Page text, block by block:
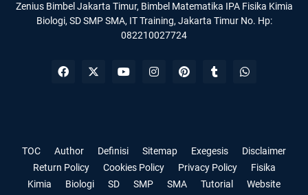
Zenius Bimbel Jakarta Timur, Bimbel Matematika IPA Fisika Kimia
Biologi, SD SMP SMA, IT Training, Jakarta Timur No. Hp:
082210027724
TOC Author Definisi Sitemap Exegesis
Disclaimer
Return Policy
Cookies Policy Privacy Policy
Fisika
Kimia
Biologi SD SMP SMA Tutorial Website